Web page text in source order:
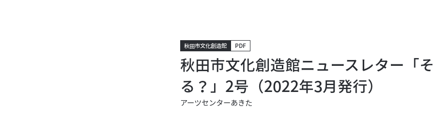
秋田市文化創造館 PDF
秋田市文化創造館ニュースレター「
る？」2号（2022年3月発行）
アーツセンターあきた